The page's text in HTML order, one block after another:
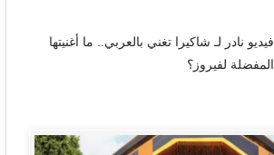
فيديو نادر لـ شاكيرا تغني بالعربي.. ما أغنيتها
المفضلة لفيروز؟